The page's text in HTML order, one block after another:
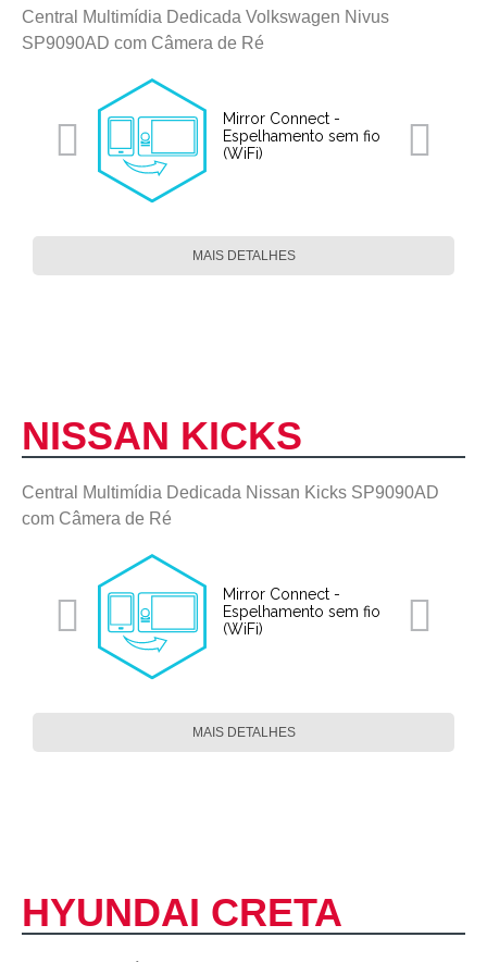
Central Multimídia Dedicada Volkswagen Nivus
SP9090AD com Câmera de Ré
Mirror Connect -
Espelhamento sem fio
(WiFi)
MAIS DETALHES
NISSAN KICKS
Central Multimídia Dedicada Nissan Kicks SP9090AD
com Câmera de Ré
Mirror Connect -
Espelhamento sem fio
(WiFi)
MAIS DETALHES
HYUNDAI CRETA